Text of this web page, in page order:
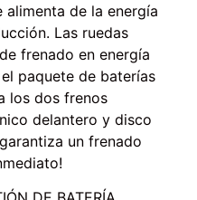
de la energía
Las ruedas
frenado en energía
paquete de baterías
los dos frenos
delantero y disco
un frenado